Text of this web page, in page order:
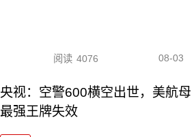
阅读 4076 08-03
央视：空警600横空出世，美航母
最强王牌失效